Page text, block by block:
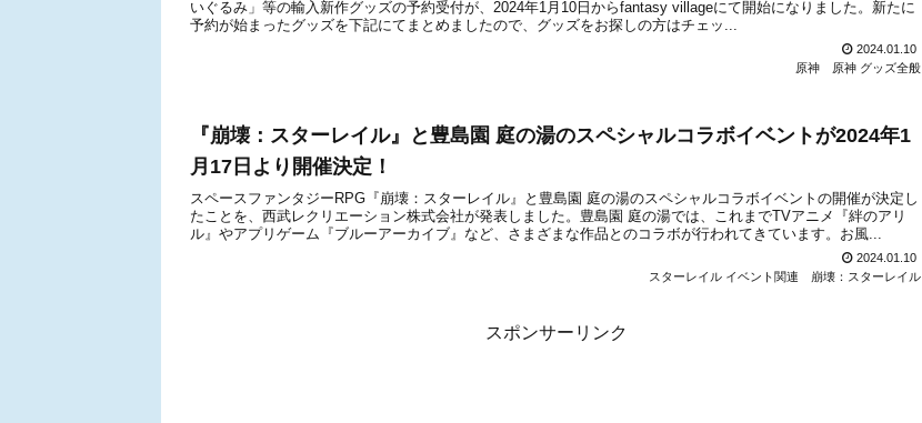
いぐるみ」等の輸入新作グッズの予約受付が、2024年1月10日からfantasy villageにて開始になりました。新たに
予約が始まったグッズを下記にてまとめましたので、グッズをお探しの方はチェッ...
2024.01.10
原神
原神 グッズ全般
『崩壊：スターレイル』と豊島園 庭の湯のスペシャルコラボイベントが2024年1
月17日より開催決定！
スペースファンタジーRPG『崩壊：スターレイル』と豊島園 庭の湯のスペシャルコラボイベントの開催が決定し
たことを、西武レクリエーション株式会社が発表しました。豊島園 庭の湯では、これまでTVアニメ『絆のアリ
ル』やアプリゲーム『ブルーアーカイブ』など、さまざまな作品とのコラボが行われてきています。お風...
2024.01.10
スターレイル イベント関連
崩壊：スターレイル
スポンサーリンク